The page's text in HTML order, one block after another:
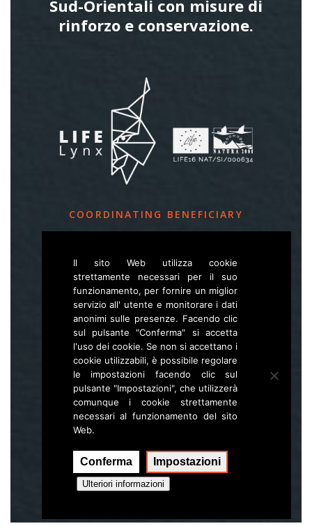
Sud-Orientali con misure di
rinforzo e conservazione.
COORDINATING BENEFICIARY
Slovenia Forest Service
Večna pot 2, SI – 1000 Ljubljana
E life.lynx.eu@gmail.com
Wwww.zgs.si
Sitemap
Esecuzione:Hal interactive
Il sito Web utilizza cookie
strettamente necessari per il suo
funzionamento, per fornire un miglior
servizio all' utente e monitorare i dati
anonimi sulle presenze. Facendo clic
sul pulsante "Conferma" si accetta
l'uso dei cookie. Se non si accettano i
cookie utilizzabili, è possibile regolare
le impostazioni facendo clic sul
pulsante "Impostazioni", che utilizzerà
comunque i cookie strettamente
necessari al funzionamento del sito
Web.
Conferma Impostazioni
Ulteriori informazioni